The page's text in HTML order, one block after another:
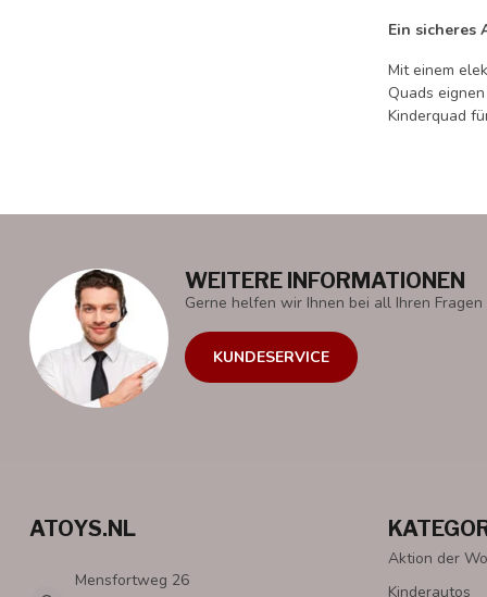
Ein sicheres
Mit einem
Quads
Kinderquad
WEITERE INFORMATIONEN
Gerne helfen wir Ihnen bei all Ihren
KUNDESERVICE
ATOYS.NL
Mensfortweg 26
Aktion der
Kinderautos